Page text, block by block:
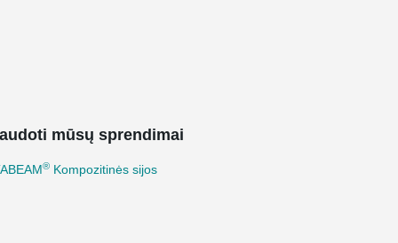
mūsų sprendimai
® Kompozitinės sijos